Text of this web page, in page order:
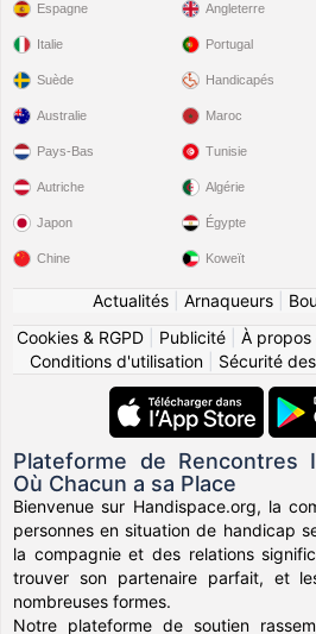
Espagne
Italie
Suède
Angleterre
Portugal
Handicapés
Australie
Pays-Bas
Autriche
Japon
Chine
Maroc
Tunisie
Algérie
Égypte
Koweït
Actualités| Arnaqueurs|
Cookies & RGPD
Publicité À propos
Conditions d'utilisation| Sécurité
Plateforme de Rencontres
Où Chacun a sa Place
Bienvenue sur Handispace.org, la
personnes en situation de handicap
la compagnie et des relations
trouver son partenaire parfait, et
nombreuses formes.
Notre plateforme de soutien